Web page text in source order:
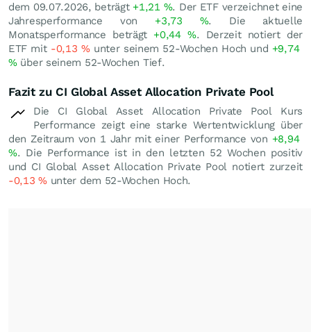
dem 09.07.2026, beträgt +1,21 %. Der ETF verzeichnet eine
Jahresperformance von +3,73 %. Die aktuelle
Monatsperformance beträgt +0,44 %. Derzeit notiert der
ETF mit -0,13 %unter seinem 52-Wochen Hoch und +9,74
%über seinem 52-Wochen Tief.
Fazit zu CI Global Asset Allocation Private Pool
Die CI Global Asset Allocation Private Pool Kurs
Performance zeigt eine starke Wertentwicklung über
den Zeitraum von 1 Jahr mit einer Performance von +8,94
%. Die Performance ist in den letzten 52 Wochen positiv
und CI Global Asset Allocation Private Pool notiert zurzeit
-0,13%unter dem 52-Wochen Hoch.